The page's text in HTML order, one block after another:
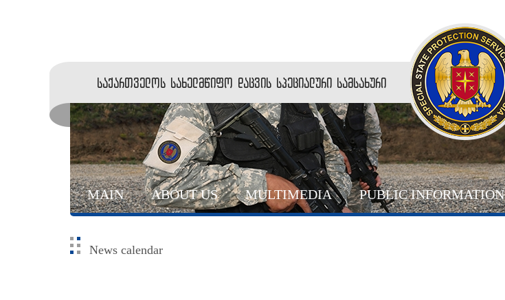
საქართველოს სახელმწიფო დაცვის სპეციალური სამსახური
MAIN ABOUT US MULTIMEDIA PUBLIC INFORMATION
News calendar